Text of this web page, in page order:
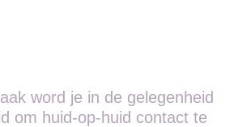
word je in de gelegenheid
om huid-op-huid contact te